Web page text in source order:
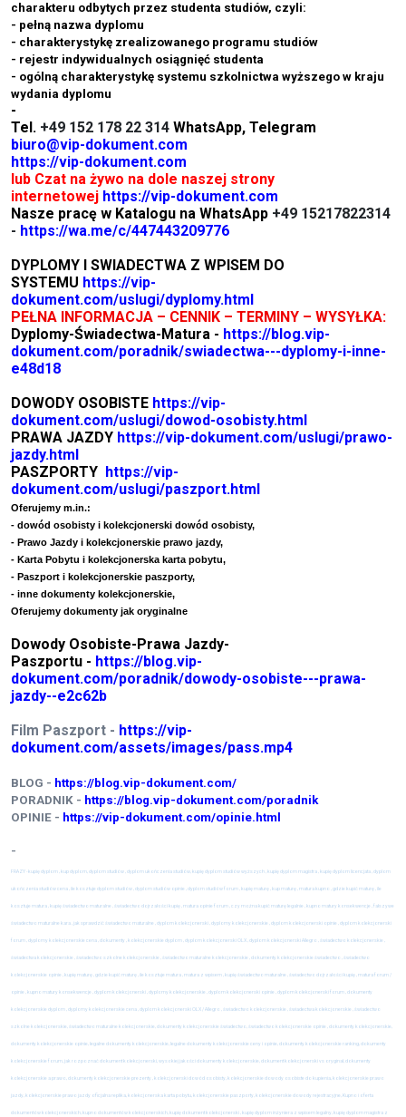
charakteru odbytych przez studenta studiów, czyli:
- pełną nazwa dyplomu
- charakterystykę zrealizowanego programu studiów
- rejestr indywidualnych osiągnięć studenta
- ogólną charakterystykę systemu szkolnictwa wyższego w kraju
wydania dyplomu
-
Tel. +49 152 178 22 314 WhatsApp, Telegram
biuro@vip-dokument.com
https://vip-dokument.com
lub Czat na żywo na dole naszej strony
internetowej https://vip-dokument.com
Nasze pracę w Katalogu na WhatsApp +49 15217822314
- https://wa.me/c/447443209776
DYPLOMY I SWIADECTWA Z WPISEM DO
SYSTEMU https://vip-
dokument.com/uslugi/dyplomy.html
PEŁNA INFORMACJA – CENNIK – TERMINY – WYSYŁKA:
Dyplomy-Świadectwa-Matura - https://blog.vip-
dokument.com/poradnik/swiadectwa---dyplomy-i-inne-
e48d18
DOWODY OSOBISTE https://vip-
dokument.com/uslugi/dowod-osobisty.html
PRAWA JAZDY https://vip-dokument.com/uslugi/prawo-
jazdy.html
PASZPORTY https://vip-
dokument.com/uslugi/paszport.html
Oferujemy m.in.:
- dowód osobisty i kolekcjonerski dowód osobisty,
- Prawo Jazdy i kolekcjonerskie prawo jazdy,
- Karta Pobytu i kolekcjonerska karta pobytu,
- Paszport i kolekcjonerskie paszporty,
- inne dokumenty kolekcjonerskie,
Oferujemy dokumenty jak oryginalne
Dowody Osobiste-Prawa Jazdy-
Paszportu - https://blog.vip-
dokument.com/poradnik/dowody-osobiste---prawa-
jazdy--e2c62b
Film Paszport - https://vip-
dokument.com/assets/images/pass.mp4
BLOG - https://blog.vip-dokument.com/
PORADNIK - https://blog.vip-dokument.com/poradnik
OPINIE - https://vip-dokument.com/opinie.html
-
FRAZY -kupię dyplom , kup dyplom, dyplom studiów , dyplom ukończenia studiów, kupię dyplom studiów wyższych , kupię dyplom magistra , kupię dyplom licencjata , dyplom
ukończenia studiów cena , ile kosztuje dyplom studiów , dyplom studiów opinie , dyplom studiów forum , kupię maturę , kup maturę , matura kupno , gdzie kupić maturę , ile
kosztuje matura , kupię świadectwo maturalne , świadectwo dojrzałości kupię , matura opinie forum , czy można kupić maturę legalnie , kupno matury konsekwencje , fałszywe
świadectwo maturalne kara , jak sprawdzić świadectwo maturalne , dyplom kolekcjonerski , dyplomy kolekcjonerskie , dyplom kolekcjonerski opinie , dyplom kolekcjonerski
forum , dyplomy kolekcjonerskie cena , dokumenty , kolekcjonerskie dyplom , dyplom kolekcjonerski OLX , dyplom kolekcjonerski Allegro , świadectwo kolekcjonerskie ,
świadectwa kolekcjonerskie , świadectwo szkolne kolekcjonerskie , świadectwo maturalne kolekcjonerskie , dokumenty kolekcjonerskie świadectwo , świadectwo
kolekcjonerskie opinie , kupię maturę , gdzie kupić maturę , ile kosztuje matura , matura z wpisem , kupię świadectwo maturalne , świadectwo dojrzałości kupię , matura forum /
opinie , kupno matury konsekwencje , dyplom kolekcjonerski , dyplomy kolekcjonerskie , dyplom kolekcjonerski opinie , dyplom kolekcjonerski forum , dokumenty
kolekcjonerskie dyplom , dyplomy kolekcjonerskie cena , dyplom kolekcjonerski OLX / Allegro , świadectwo kolekcjonerskie , świadectwa kolekcjonerskie , świadectwo
szkolne kolekcjonerskie, świadectwo maturalne kolekcjonerskie, dokumenty kolekcjonerskie świadectwo, świadectwo kolekcjonerskie opinie , dokumenty kolekcjonerskie,
dokumenty kolekcjonerskie opinie, legalne dokumenty kolekcjonerskie, legalne dokumenty kolekcjonerskie ceny i opinie, dokumenty kolekcjonerskie ranking, dokumenty
kolekcjonerskie forum, jak rozpoznać dokument kolekcjonerski, wysokiej jakości dokumenty kolekcjonerskie, dokument kolekcjonerski vs oryginał, dokumenty
kolekcjonerskie a prawo, dokumenty kolekcjonerskie prezenty , kolekcjonerski dowód osobisty, kolekcjonerskie dowody osobiste do kupienia, kolekcjonerskie prawo
jazdy, kolekcjonerskie prawo jazdy oficjalna replika, kolekcjonerska karta pobytu, kolekcjonerskie paszporty, kolekcjonerskie dowody rejestracyjne, Kupno i oferta
dokumentów kolekcjonerskich, kupno dokumentów kolekcjonerskich, kupię dokument kolekcjonerski , kupię dyplom inżyniera z wpisem legalny, kupię dyplom magistra z